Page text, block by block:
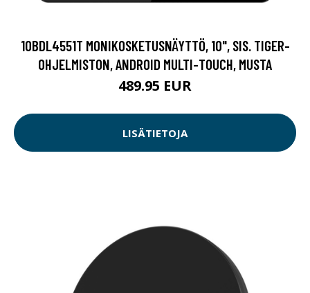
10BDL4551T MONIKOSKETUSNÄYTTÖ, 10", SIS. TIGER-
OHJELMISTON, ANDROID MULTI-TOUCH, MUSTA
489.95 EUR
LISÄTIETOJA